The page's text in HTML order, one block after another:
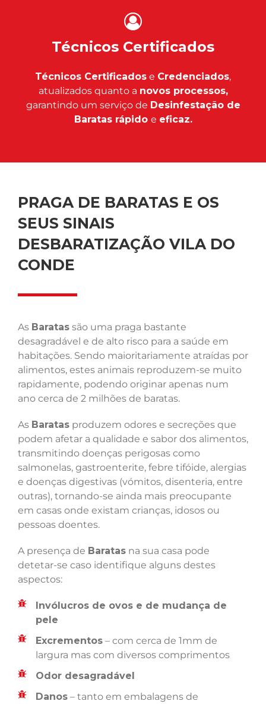
Técnicos Certificados
Técnicos Certificados e Credenciados,
atualizados quanto a novos processos,
garantindo um serviço de Desinfestação de
Baratas rápido e eficaz.
PRAGA DE BARATAS E OS
SEUS SINAIS
DESBARATIZAÇÃO VILA DO
CONDE
As Baratas são uma praga bastante
desagradável e de alto risco para a saúde em
habitações. Sendo maioritariamente atraídas por
alimentos, estes animais reproduzem-se muito
rapidamente, podendo originar apenas num
ano cerca de 2 milhões de baratas.
As Baratas produzem odores e secreções que
podem afetar a qualidade e sabor dos alimentos,
transmitindo doenças perigosas como
salmonelas, gastroenterite, febre tifóide, alergias
e doenças digestivas (vómitos, disenteria, entre
outras), tornando-se ainda mais preocupante
em casas onde existam crianças, idosos ou
pessoas doentes.
A presença de Baratas na sua casa pode
detetar-se caso identifique alguns destes
aspectos:
Invólucros de ovos e de mudança de
pele
Excrementos – com cerca de 1mm de
largura mas com diversos comprimentos
Odor desagradável
Danos – tanto em embalagens de